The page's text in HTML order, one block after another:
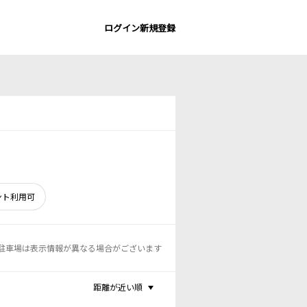
ログイン新規登録
利用可
車場は表示情報が異なる場合がございます
距離が近い順